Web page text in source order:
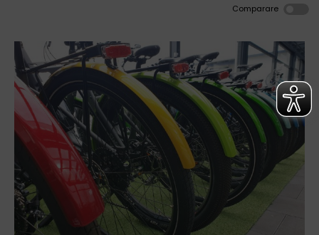
Comparare